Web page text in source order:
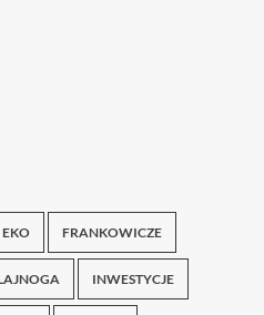
EKO FRANKOWICZE
INWESTYCJE